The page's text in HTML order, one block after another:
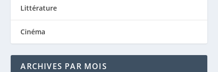
Littérature
Cinéma
ARCHIVES PAR MOIS